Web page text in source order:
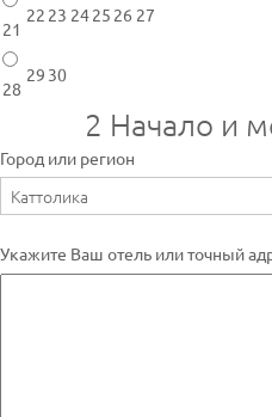
21
22 23 2425 26 27
28
29 30
2 Начало и
Город или регион
Укажите Ваш отель или точный